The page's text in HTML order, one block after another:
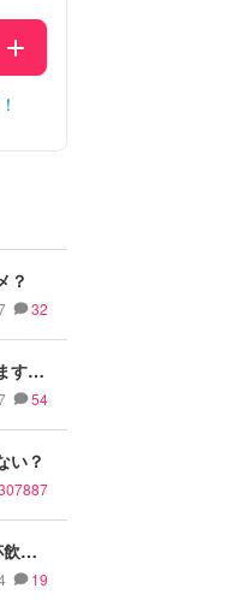
？
32
す
54
い？
ん
19